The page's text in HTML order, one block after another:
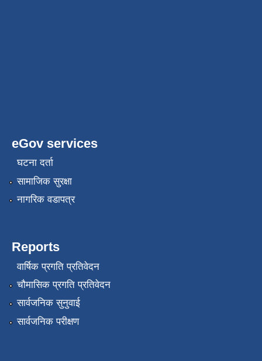
eGov services
घटना दर्ता
सामाजिक सुरक्षा
नागरिक वडापत्र
Reports
वार्षिक प्रगति प्रतिवेदन
चौमासिक प्रगति प्रतिवेदन
सार्वजनिक सुनुवाई
सार्वजनिक परीक्षण